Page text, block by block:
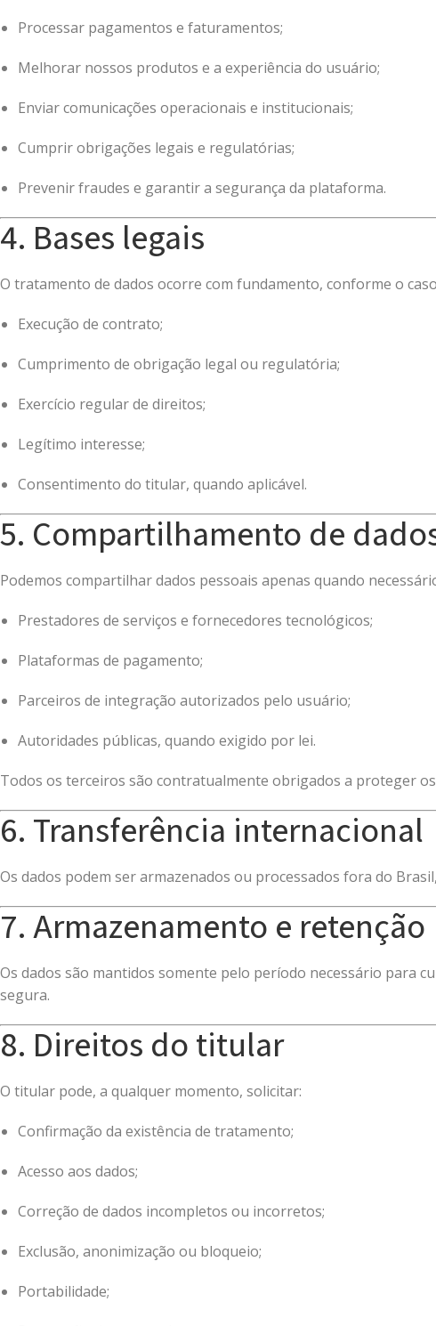
Processar pagamentos e faturamentos;
Melhorar nossos produtos e a experiência do usuário;
Enviar comunicações operacionais e institucionais;
Cumprir obrigações legais e regulatórias;
Prevenir fraudes e garantir a segurança da plataforma.
4. Bases legais
O tratamento de dados ocorre com fundamento, conforme o
Execução de contrato;
Cumprimento de obrigação legal ou regulatória;
Exercício regular de direitos;
Legítimo interesse;
Consentimento do titular, quando aplicável.
5. Compartilhamento de
Podemos compartilhar dados pessoais apenas quando
Prestadores de serviços e fornecedores tecnológicos;
Plataformas de pagamento;
Parceiros de integração autorizados pelo usuário;
Autoridades públicas, quando exigido por lei.
Todos os terceiros são contratualmente obrigados a proteger
6. Transferência internacional
Os dados podem ser armazenados ou processados fora do
7. Armazenamento e retenção
Os dados são mantidos somente pelo período necessário para
segura.
8. Direitos do titular
O titular pode, a qualquer momento, solicitar:
Confirmação da existência de tratamento;
Acesso aos dados;
Correção de dados incompletos ou incorretos;
Exclusão, anonimização ou bloqueio;
Portabilidade;